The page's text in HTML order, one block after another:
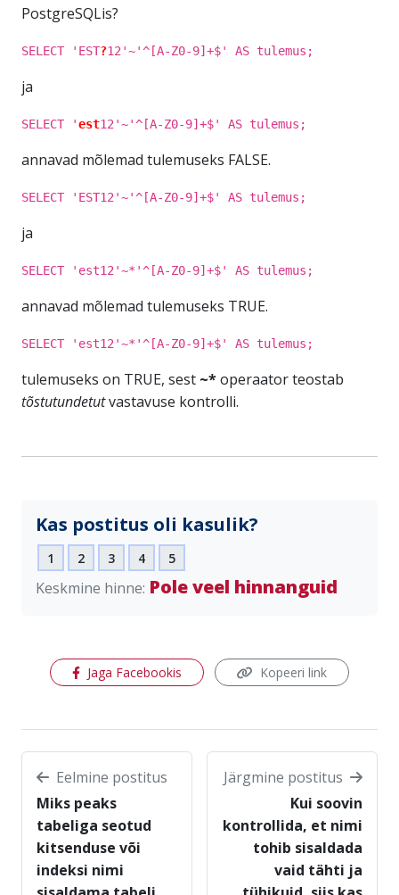
PostgreSQLis?
SELECT 'EST?12'~'^[A-Z0-9]+$' AS tulemus;
ja
SELECT 'est12'~'^[A-Z0-9]+$' AS tulemus;
annavad mõlemad tulemuseks FALSE.
SELECT 'EST12'~'^[A-Z0-9]+$' AS tulemus;
ja
SELECT 'est12'~*'^[A-Z0-9]+$' AS tulemus;
annavad mõlemad tulemuseks TRUE.
SELECT 'est12'~*'^[A-Z0-9]+$' AS tulemus;
tulemuseks on TRUE, sest ~*operaator teostab
tõstutundetutvastavuse kontrolli.
Kas postitus oli kasulik?
1 2 3 4 5
Keskmine hinne: Pole veel hinnanguid
Jaga Facebookis (avaneb uues aknas)
Kopeeri link
Eelmine postitus
Miks peaks
tabeliga seotud
kitsenduse või
indeksi nimi
Järgmine postitus
Kui soovin
kontrollida, et nimi
tohib sisaldada
vaid tähti ja